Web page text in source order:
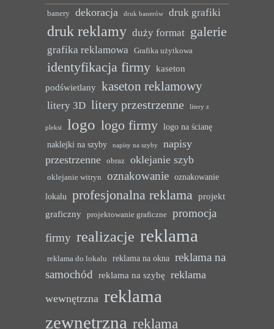
banery dekoracja druk banerów druk grafiki
druk reklamy duży format galerie
grafika reklamowa Grafika użytkowa
identyfikacja firmy kaseton
podświetlany kaseton reklamowy
litery 3D litery przestrzenne litery z
pleksi logo logo firmy logo na ścianę
naklejki na szyby
napisy na szyby
napisy
przestrzenne
obraz oklejanie szyb
oklejanie witryn oznakowanie oznakowanie
lokalu profesjonalna reklama projekt
graficzny
projektowanie graficzne
promocja
firmy realizacje reklama
reklama do lokalu reklama na okna reklama na
samochód reklama na szybę reklama
wewnętrzna reklama
zewnętrzna reklama